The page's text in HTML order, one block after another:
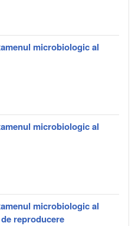
microbiologic al
microbiologic al
microbiologic al
reproducere